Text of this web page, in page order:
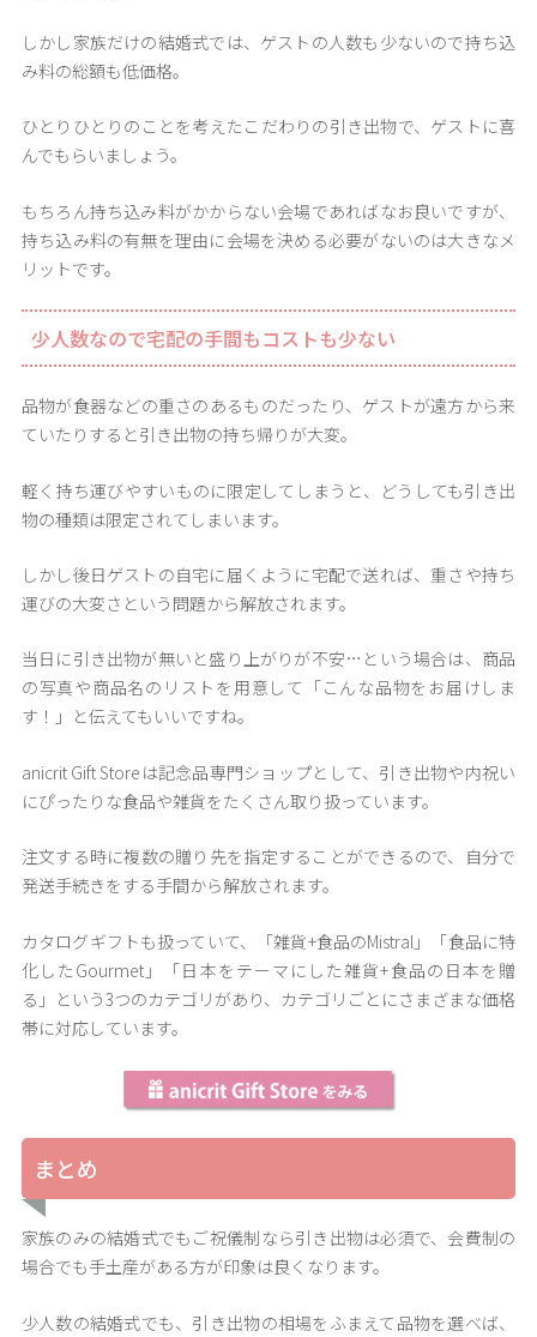
しかし家族だけの結婚式では、ゲストの人数も少ないので持ち込
み料の総額も低価格。
ひとりひとりのことを考えたこだわりの引き出物で、ゲストに喜
んでもらいましょう。
もちろん持ち込み料がかからない会場であればなお良いですが、
持ち込み料の有無を理由に会場を決める必要がないのは大きなメ
リットです。
少人数なので宅配の手間もコストも少ない
品物が食器などの重さのあるものだったり、ゲストが遠方から来
ていたりすると引き出物の持ち帰りが大変。
軽く持ち運びやすいものに限定してしまうと、どうしても引き出
物の種類は限定されてしまいます。
しかし後日ゲストの自宅に届くように宅配で送れば、重さや持ち
運びの大変さという問題から解放されます。
当日に引き出物が無いと盛り上がりが不安…という場合は、商品
の写真や商品名のリストを用意して「こんな品物をお届けしま
す！」と伝えてもいいですね。
anicrit Gift Storeは記念品専門ショップとして、引き出物や内祝い
にぴったりな食品や雑貨をたくさん取り扱っています。
注文する時に複数の贈り先を指定することができるので、自分で
発送手続きをする手間から解放されます。
カタログギフトも扱っていて、「雑貨+食品のMistral」「食品に特
化したGourmet」「日本をテーマにした雑貨+食品の日本を贈
る」という3つのカテゴリがあり、カテゴリごとにさまざまな価格
帯に対応しています。
まとめ
家族のみの結婚式でもご祝儀制なら引き出物は必須で、会費制の
場合でも手土産がある方が印象は良くなります。
少人数の結婚式でも、引き出物の相場をふまえて品物を選べば、